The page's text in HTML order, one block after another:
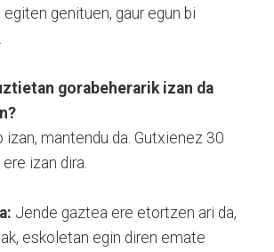
genituen, gaur egun bi
gorabeherarik izan da
izan, mantendu da. Gutxienez 30
izan dira.
Jende gaztea ere etortzen ari da,
eskoletan egin diren emate